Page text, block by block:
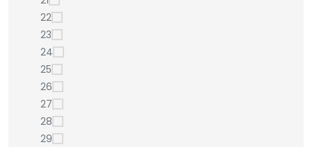
22
23
24
25
26
27
28
29